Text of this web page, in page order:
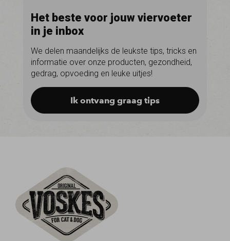
Het beste voor jouw viervoeter
in je inbox
We delen maandelijks de leukste tips, tricks en
informatie over onze producten, gezondheid,
gedrag, opvoeding en leuke uitjes!
Ik ontvang graag tips